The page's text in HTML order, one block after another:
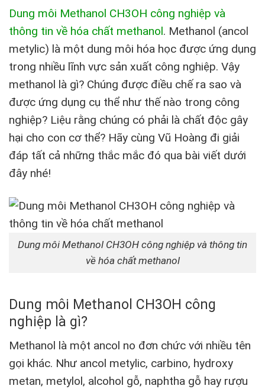
Dung môi Methanol CH3OH công nghiệp và
thông tin về hóa chất methanol. Methanol (ancol
metylic) là một dung môi hóa học được ứng dụng
trong nhiều lĩnh vực sản xuất công nghiệp. Vậy
methanol là gì? Chúng được điều chế ra sao và
được ứng dụng cụ thể như thế nào trong công
nghiệp? Liệu rằng chúng có phải là chất độc gây
hại cho con cơ thể? Hãy cùng Vũ Hoàng đi giải
đáp tất cả những thắc mắc đó qua bài viết dưới
đây nhé!
Dung môi Methanol CH3OH công nghiệp và thông tin
về hóa chất methanol
Dung môi Methanol CH3OH công
nghiệp là gì?
Methanol là một ancol no đơn chức với nhiều tên
gọi khác. Như ancol metylic, carbino, hydroxy
metan, metylol, alcohol gỗ, naphtha gỗ hay rượu